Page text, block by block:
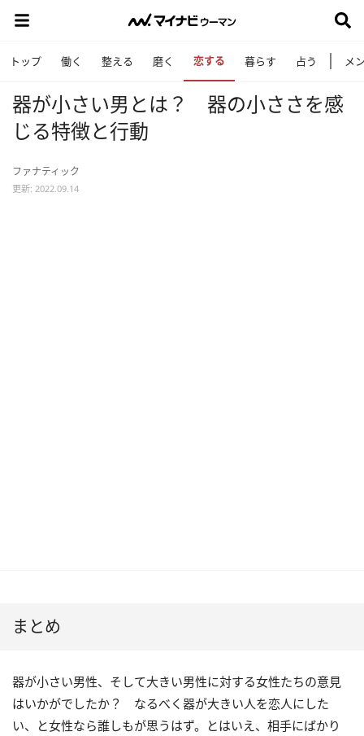
トップ 働く 整える 磨く 恋する 暮らす 占う メ
器が小さい男とは？ 器の小ささを感
じる特徴と行動
ファナティック
更新: 2022.09.14
まとめ
器が小さい男性、そして大きい男性に対する女性たちの意見
はいかがでしたか？ なるべく器が大きい人を恋人にした
い、と女性なら誰しもが思うはず。とはいえ、相手にばかり